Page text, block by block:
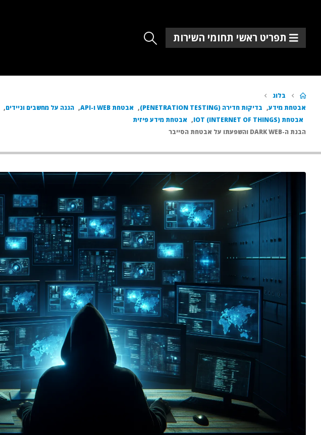
תפריט ראשי תחומי השירות
בלוג
אבטחת מידע, בדיקות חדירה (PENETRATION TESTING) , אבטחת WEB ו-API , הגנה על מחשבים וניידים,
אבטחת IOT (INTERNET OF THINGS)
, אבטחת מידע פיזית
הבנת ה-DARK WEB והשפעתו על אבטחת הסייבר